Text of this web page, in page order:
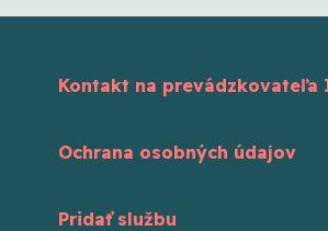
Kontakt na prevádzkovateľa
Ochrana osobných údajov
Pridať službu